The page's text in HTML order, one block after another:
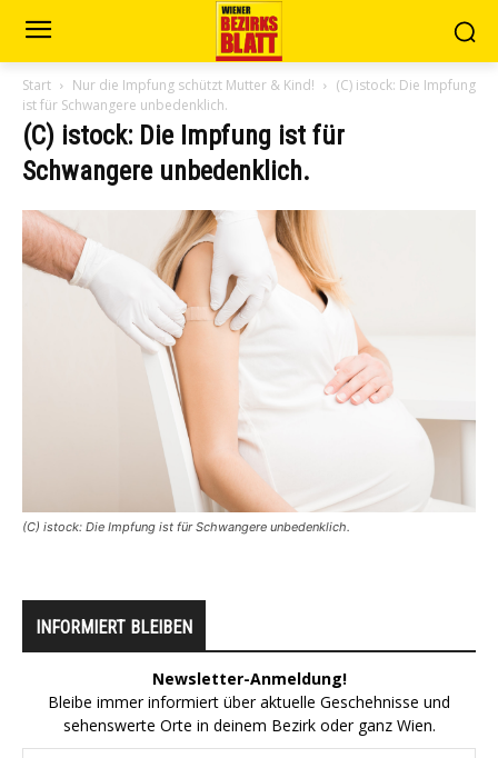
Start Nur die Impfung schützt Mutter & Kind!
(C) istock: Die Impfung
ist für Schwangere unbedenklich.
(C) istock: Die Impfung ist für
Schwangere unbedenklich.
(C) istock: Die Impfung ist für Schwangere unbedenklich.
INFORMIERT BLEIBEN
Newsletter-Anmeldung!
Bleibe immer informiert über aktuelle Geschehnisse und
sehenswerte Orte in deinem Bezirk oder ganz Wien.